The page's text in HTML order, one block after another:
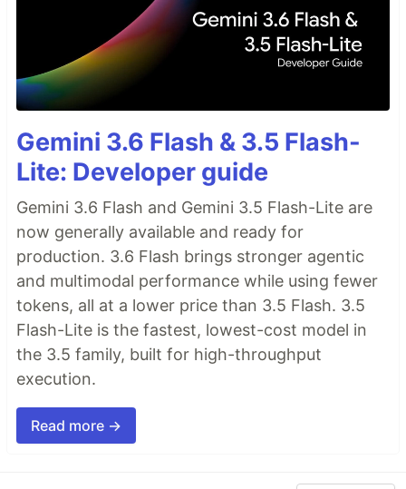
Gemini 3.6 Flash & 3.5 Flash-
Lite: Developer guide
Gemini 3.6 Flash and Gemini 3.5 Flash-Lite are
now generally available and ready for
production. 3.6 Flash brings stronger agentic
and multimodal performance while using fewer
tokens, all at a lower price than 3.5 Flash. 3.5
Flash-Lite is the fastest, lowest-cost model in
the 3.5 family, built for high-throughput
execution.
Read more →